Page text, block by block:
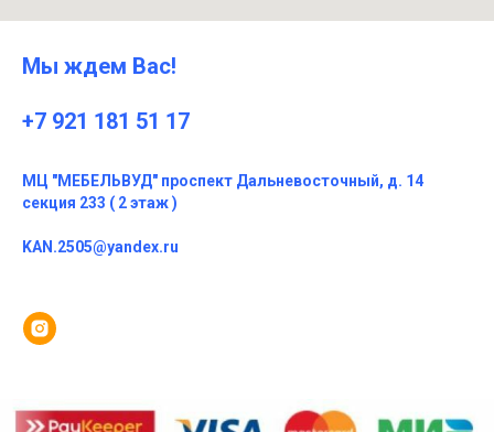
Мы ждем Вас!
+7 921 181 51 17
МЦ "МЕБЕЛЬВУД" проспект Дальневосточный, д. 14
секция 233 ( 2 этаж )
KAN.2505@yandex.ru